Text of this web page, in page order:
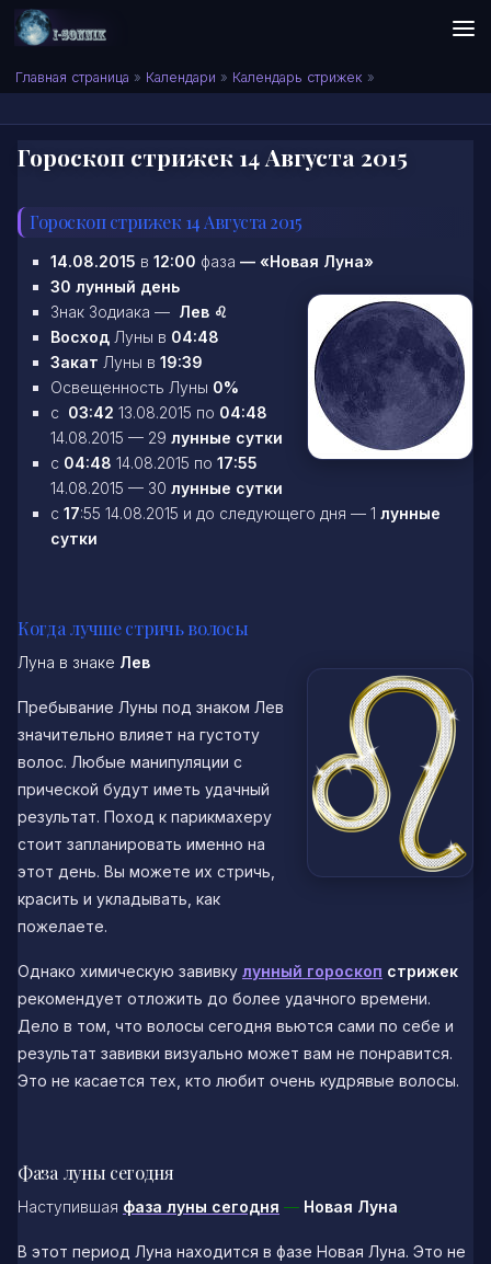
Skip to content
Сонник I-SONNIK.COM
Главная страница » Календари » Календарь стрижек »
Гороскоп стрижек 14 Августа 2015
Гороскоп стрижек 14 Августа 2015
14.08.2015 в 12:00 фаза — «Новая Луна»
30 лунный день
Знак Зодиака — Лев ♌
Восход Луны в 04:48
Закат Луны в 19:39
Освещенность Луны 0%
c 03:42 13.08.2015 по 04:48
14.08.2015 — 29 лунные сутки
c 04:48 14.08.2015 по 17:55
14.08.2015 — 30 лунные сутки
c 17:55 14.08.2015 и до следующего дня — 1 лунные
сутки
Когда лучше стричь волосы
Луна в знаке Лев
Пребывание Луны под знаком Лев
значительно влияет на густоту
волос. Любые манипуляции с
прической будут иметь удачный
результат. Поход к парикмахеру
стоит запланировать именно на
этот день. Вы можете их стричь,
красить и укладывать, как
пожелаете.
Однако химическую завивку лунный гороскоп стрижек
рекомендует отложить до более удачного времени.
Дело в том, что волосы сегодня вьются сами по себе и
результат завивки визуально может вам не понравится.
Это не касается тех, кто любит очень кудрявые волосы.
Фаза луны сегодня
Наступившая фаза луны сегодня — Новая Луна.
В этот период Луна находится в фазе Новая Луна. Это не